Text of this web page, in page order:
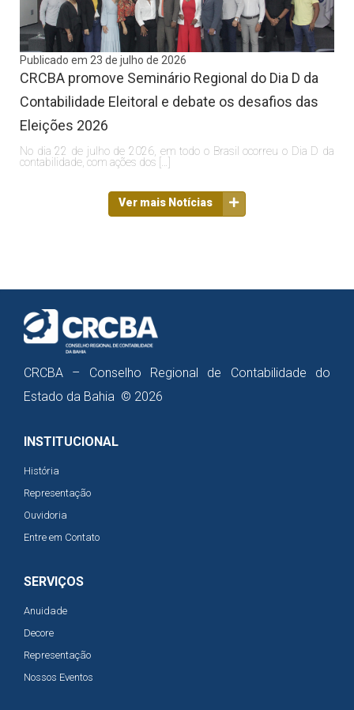
Publicado em 23 de julho de 2026
CRCBA promove Seminário Regional do Dia D da
Contabilidade Eleitoral e debate os desafios das
Eleições 2026
No dia 22 de julho de 2026, em todo o Brasil ocorreu o Dia D da
contabilidade, com ações dos […]
Ver mais Notícias
CRCBA – Conselho Regional de Contabilidade do
Estado da Bahia © 2026
INSTITUCIONAL
História
Representação
Ouvidoria
Entre em Contato
SERVIÇOS
Anuidade
Decore
Representação
Nossos Eventos